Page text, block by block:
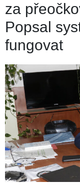
za
Popsal
fungovat